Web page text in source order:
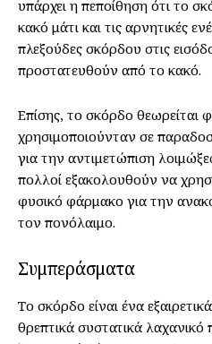
υπάρχει η πεποίθηση ότι το
κακό μάτι και τις αρνητικές
πλεξούδες σκόρδου στις
προστατευθούν από το κακό.
Επίσης, το σκόρδο θεωρείται
χρησιμοποιούνταν σε
για την αντιμετώπιση
πολλοί εξακολουθούν να
φυσικό φάρμακο για την
τον πονόλαιμο.
Συμπεράσματα
Το σκόρδο είναι ένα
θρεπτικά συστατικά λαχανικό